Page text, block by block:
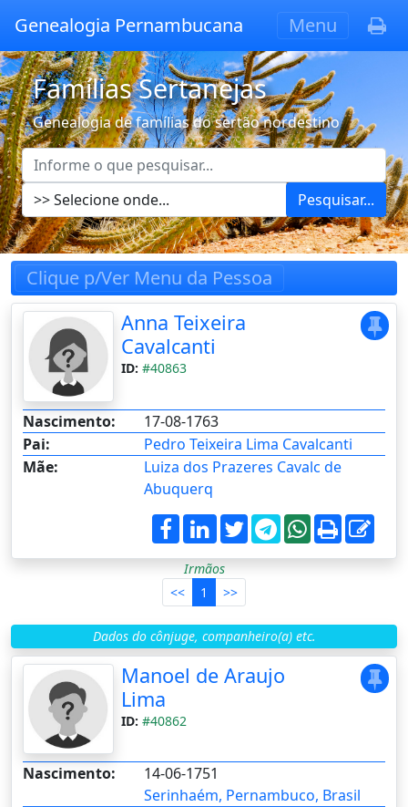
Genealogia Pernambucana Menu
Famílias Sertanejas
Genealogia de famílias do sertão nordestino
Pesquisar...
Clique p/Ver Menu da Pessoa
Anna Teixeira
Cavalcanti
ID: #40863
Nascimento:
17-08-1763
Pai:
Pedro Teixeira Lima Cavalcanti
Mãe:
Luiza dos Prazeres Cavalc de
Abuquerq
Irmãos
<<
1 >>
Dados do cônjuge, companheiro(a) etc.
Manoel de Araujo
Lima
ID: #40862
Nascimento:
14-06-1751
Serinhaém, Pernambuco, Brasil